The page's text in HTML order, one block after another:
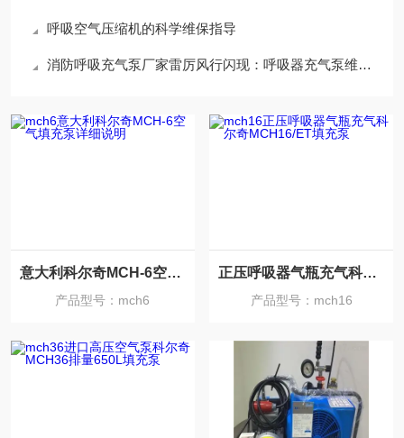
呼吸空气压缩机的科学维保指导
消防呼吸充气泵厂家雷厉风行闪现：呼吸器充气泵维保机构
意大利科尔奇MCH-6空气填充泵详细说明
产品型号：mch6
正压呼吸器气瓶充气科尔奇MCH16/ET填充泵
产品型号：mch16